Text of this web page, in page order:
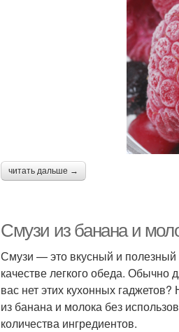
читать дальше →
Смузи из банана и
Смузи — это вкусный и полезный
качестве легкого обеда. Обычно
вас нет этих кухонных
из банана и молока без
количества ингредиентов.